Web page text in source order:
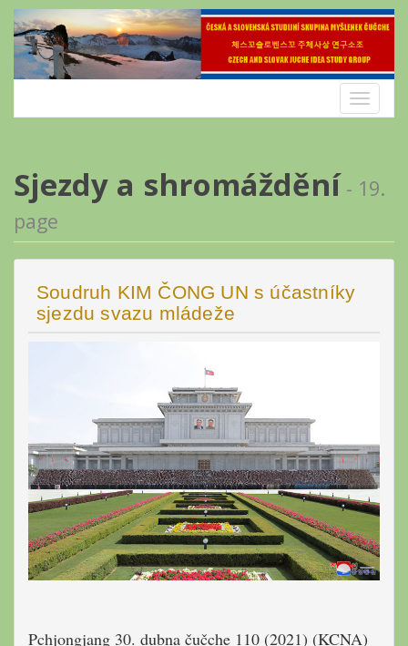
Skip
content
Toggle
Sjezdy a shromáždění - 19.
page
Soudruh KIM ČONG UN s účastníky
sjezdu svazu mládeže
Pchjongjang 30. dubna čučche 110 (2021) (KCNA)